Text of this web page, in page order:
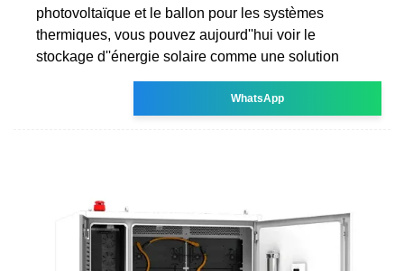
photovoltaïque et le ballon pour les systèmes
thermiques, vous pouvez aujourd''hui voir le
stockage d''énergie solaire comme une solution
WhatsApp